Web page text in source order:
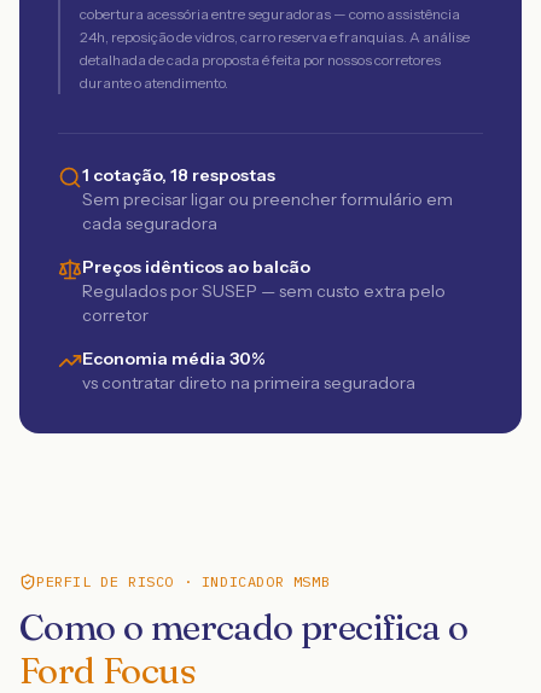
cobertura acessória entre seguradoras — como assistência
24h, reposição de vidros, carro reserva e franquias. A análise
detalhada de cada proposta é feita por nossos corretores
durante o atendimento.
1 cotação, 18 respostas
Sem precisar ligar ou preencher formulário em
cada seguradora
Preços idênticos ao balcão
Regulados por SUSEP — sem custo extra pelo
corretor
Economia média 30%
vs contratar direto na primeira seguradora
PERFIL DE RISCO · INDICADOR MSMB
Como o mercado precifica o
Ford Focus